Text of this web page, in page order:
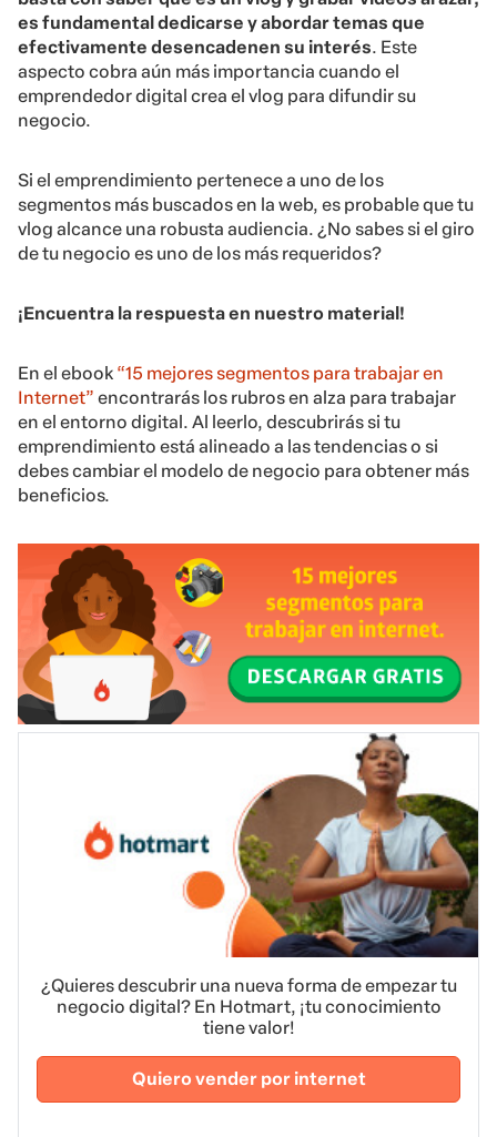
es fundamental dedicarse y abordar temas que
efectivamente desencadenen su interés. Este
aspecto cobra aún más importancia cuando el
emprendedor digital crea el vlog para difundir su
negocio.
Si el emprendimiento pertenece a uno de los
segmentos más buscados en la web, es probable que tu
vlog alcance una robusta audiencia. ¿No sabes si el giro
de tu negocio es uno de los más requeridos?
¡Encuentra la respuesta en nuestro material!
En el ebook “15 mejores segmentos para trabajar en
Internet” encontrarás los rubros en alza para trabajar
en el entorno digital. Al leerlo, descubrirás si tu
emprendimiento está alineado a las tendencias o si
debes cambiar el modelo de negocio para obtener más
beneficios.
¿Quieres descubrir una nueva forma de empezar tu
negocio digital? En Hotmart, ¡tu conocimiento
tiene valor!
Quiero vender por internet